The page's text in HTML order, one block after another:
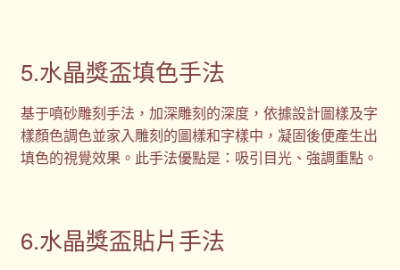
5.水晶獎盃填色手法
基于噴砂雕刻手法，加深雕刻的深度，依據設計圖樣及字
樣顏色調色並家入雕刻的圖樣和字樣中，凝固後便產生出
填色的視覺效果。此手法優點是：吸引目光、強調重點。
6.水晶獎盃貼片手法